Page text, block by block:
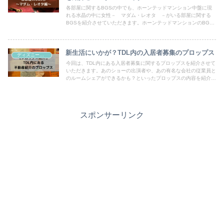
各部屋に関するBGSの中でも、ホーンテッドマンション中盤に現
れる水晶の中に女性－ マダム・レオタ －がいる部屋に関する
BGSを紹介させていただきます。ホーンテッドマンションのBGS
ディズニー設定・BGS 新生活にいかが？TDL内の入居者募集のプロップス
今回は、TDL内にある入居者募集に関するプロップスを紹介させて
いただきます。あのショーの出演者や、あの有名な会社の従業員と
のルームシェアができるかも？といったプロップスの内容を紹介さ
スポンサーリンク